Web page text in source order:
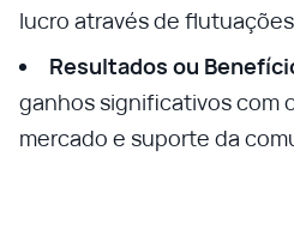
lucro através de
Resultados ou
ganhos significativos com
mercado e suporte da